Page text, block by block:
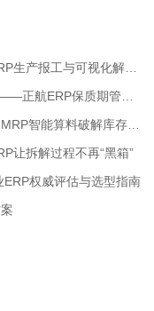
让拆解过程不再“黑箱”
权威评估与选型指南